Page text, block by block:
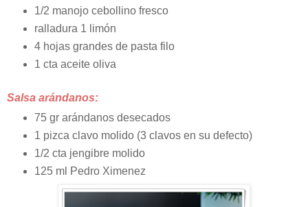
1/2 manojo cebollino fresco
ralladura 1 limón
4 hojas grandes de pasta filo
1 cta aceite oliva
Salsa arándanos:
75 gr arándanos desecados
1 pizca clavo molido (3 clavos en su defecto)
1/2 cta jengibre molido
125 ml Pedro Ximenez